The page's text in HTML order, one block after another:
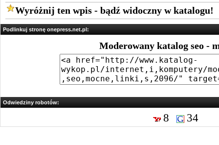
Wyróżnij ten wpis - bądź widoczny w katalogu!
Podlinkuj stronę onepress.net.pl:
Moderowany katalog seo -
Odwiedziny robotów:
8 34